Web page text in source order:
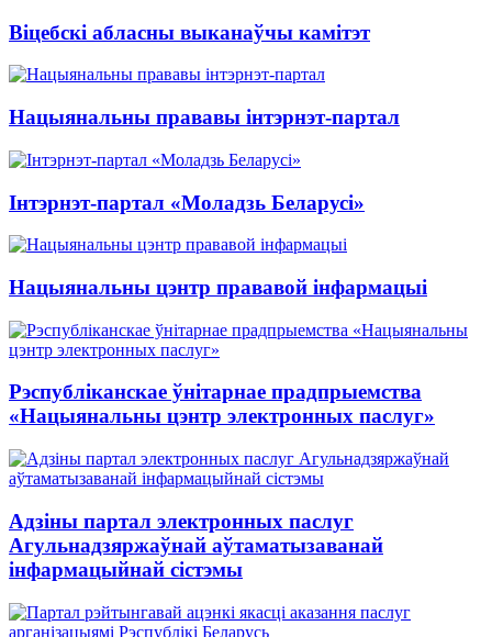
Віцебскі абласны выканаўчы камітэт
Нацыянальны прававы інтэрнэт-партал
Інтэрнэт-партал «Моладзь Беларусі»
Нацыянальны цэнтр прававой інфармацыі
Рэспубліканскае ўнітарнае прадпрыемства
«Нацыянальны цэнтр электронных паслуг»
Адзіны партал электронных паслуг
Агульнадзяржаўнай аўтаматызаванай
інфармацыйнай сістэмы